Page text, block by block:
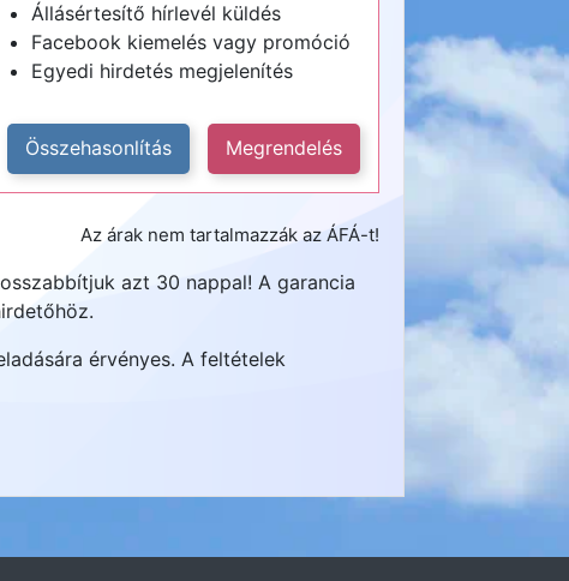
Állásértesítő hírlevél küldés
Facebook kiemelés vagy promóció
Egyedi hirdetés megjelenítés
Összehasonlítás Megrendelés
Az árak nem tartalmazzák az ÁFÁ-t!
azt 30 nappal! A garancia
érvényes. A feltételek